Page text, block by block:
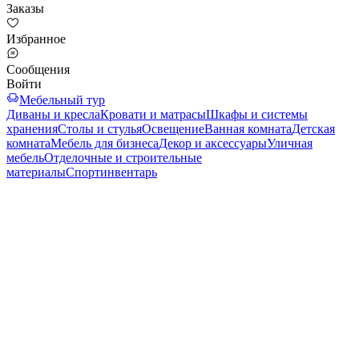
Заказы
Избранное
Сообщения
Войти
Мебельный тур
Диваны и креслаКровати и матрасыШкафы и системы
храненияСтолы и стульяОсвещениеВанная комнатаДетская
комнатаМебель для бизнесаДекор и аксессуарыУличная
мебельОтделочные и строительные
материалыСпортинвентарь